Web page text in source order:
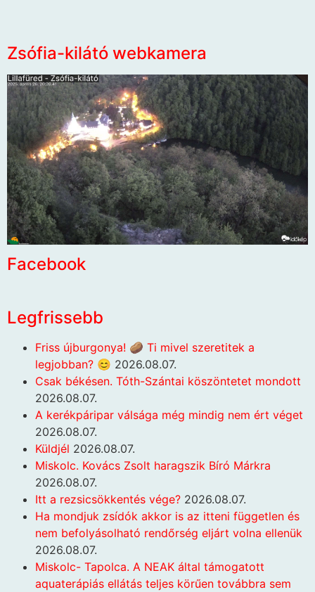
Zsófia-kilátó webkamera
Facebook
Legfrissebb
Friss újburgonya! 🥔 Ti mivel szeretitek a
legjobban? 😊 2026.08.07.
Csak békésen. Tóth-Szántai köszöntetet mondott
2026.08.07.
A kerékpáripar válsága még mindig nem ért véget
2026.08.07.
Küldjél 2026.08.07.
Miskolc. Kovács Zsolt haragszik Bíró Márkra
2026.08.07.
Itt a rezsicsökkentés vége? 2026.08.07.
Ha mondjuk zsídók akkor is az itteni független és
nem befolyásolható rendőrség eljárt volna ellenük
2026.08.07.
Miskolc- Tapolca. A NEAK által támogatott
aquaterápiás ellátás teljes körűen továbbra sem